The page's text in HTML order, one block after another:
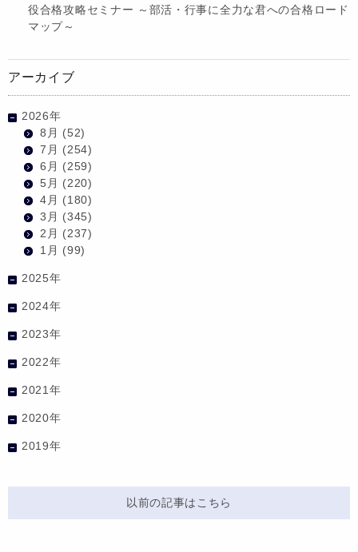
役合格攻略セミナー ～部活・行事に全力な君への合格ロード
マップ～
アーカイブ
2026年
8月 (52)
7月 (254)
6月 (259)
5月 (220)
4月 (180)
3月 (345)
2月 (237)
1月 (99)
2025年
2024年
2023年
2022年
2021年
2020年
2019年
以前の記事はこちら